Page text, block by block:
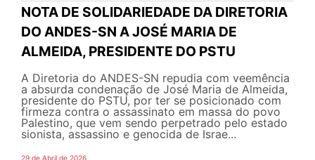
NOTA DE SOLIDARIEDADE DA DIRETORIA
DO ANDES-SN A JOSÉ MARIA DE
ALMEIDA, PRESIDENTE DO PSTU
A Diretoria do ANDES-SN repudia com veemência
a absurda condenação de José Maria de Almeida,
presidente do PSTU, por ter se posicionado com
firmeza contra o assassinato em massa do povo
Palestino, que vem sendo perpetrado pelo estado
sionista, assassino e genocida de Israe...
29 de Abril de 2026